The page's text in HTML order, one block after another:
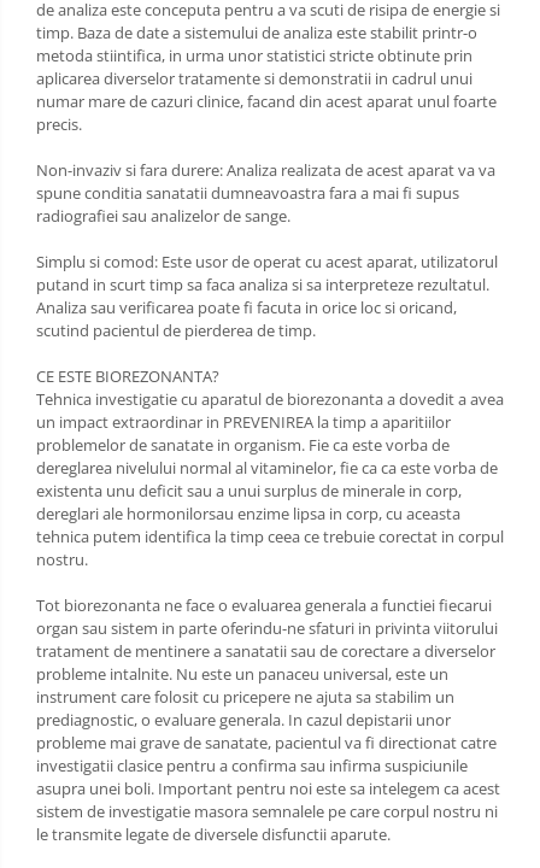
de analiza este conceputa pentru a va scuti de risipa de energie si
timp. Baza de date a sistemului de analiza este stabilit printr-o
metoda stiintifica, in urma unor statistici stricte obtinute prin
aplicarea diverselor tratamente si demonstratii in cadrul unui
numar mare de cazuri clinice, facand din acest aparat unul foarte
precis.
Non-invaziv si fara durere: Analiza realizata de acest aparat va va
spune conditia sanatatii dumneavoastra fara a mai fi supus
radiografiei sau analizelor de sange.
Simplu si comod: Este usor de operat cu acest aparat, utilizatorul
putand in scurt timp sa faca analiza si sa interpreteze rezultatul.
Analiza sau verificarea poate fi facuta in orice loc si oricand,
scutind pacientul de pierderea de timp.
CE ESTE BIOREZONANTA?
Tehnica investigatie cu aparatul de biorezonanta a dovedit a avea
un impact extraordinar in PREVENIREA la timp a aparitiilor
problemelor de sanatate in organism. Fie ca este vorba de
dereglarea nivelului normal al vitaminelor, fie ca ca este vorba de
existenta unu deficit sau a unui surplus de minerale in corp,
dereglari ale hormonilorsau enzime lipsa in corp, cu aceasta
tehnica putem identifica la timp ceea ce trebuie corectat in corpul
nostru.
Tot biorezonanta ne face o evaluarea generala a functiei fiecarui
organ sau sistem in parte oferindu-ne sfaturi in privinta viitorului
tratament de mentinere a sanatatii sau de corectare a diverselor
probleme intalnite. Nu este un panaceu universal, este un
instrument care folosit cu pricepere ne ajuta sa stabilim un
prediagnostic, o evaluare generala. In cazul depistarii unor
probleme mai grave de sanatate, pacientul va fi directionat catre
investigatii clasice pentru a confirma sau infirma suspiciunile
asupra unei boli. Important pentru noi este sa intelegem ca acest
sistem de investigatie masora semnalele pe care corpul nostru ni
le transmite legate de diversele disfunctii aparute.